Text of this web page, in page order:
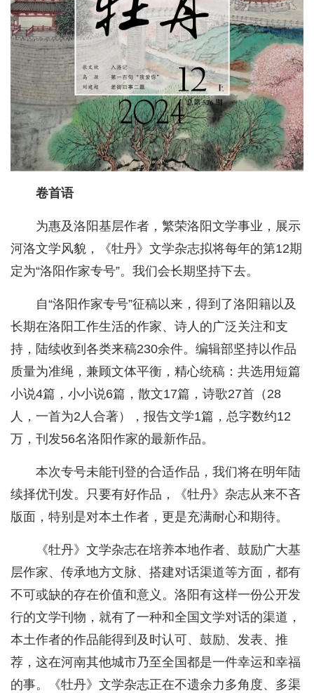
卷首语
为惠及洛阳基层作者，繁荣洛阳文学事业，展示
河洛文学风貌，《牡丹》文学杂志拟将每年的第12期
定为“洛阳作家专号”。我们会长期坚持下去。
自“洛阳作家专号”征稿以来，得到了洛阳籍以及
长期在洛阳工作生活的作家、诗人的广泛关注和支
持，陆续收到各类来稿230余件。编辑部坚持以作品
质量为准绳，兼顾文体平衡，精心统稿：共选用短篇
小说4篇，小小说6篇，散文17篇，诗歌27首（28
人，一首为2人合著），报告文学1篇，总字数约12
万，刊发56名洛阳作家的最新作品。
本次专号未能刊登的合适作品，我们将在明年陆
续择优刊发。只要有好作品，《牡丹》杂志从来不吝
版面，特别是对本土作者，更是充满耐心和期待。
《牡丹》文学杂志在培养本地作者、鼓励广大基
层作家、传承地方文脉、搭建对话渠道等方面，都有
不可或缺的存在价值和意义。洛阳有这样一份公开发
行的文学刊物，就有了一种和全国文学对话的渠道，
本土作者的作品能得到及时认可、鼓励、发表、推
荐，这在河南其他城市乃至全国都是一件幸运和幸福
的事。《牡丹》文学杂志正在不遗余力多角度、多渠